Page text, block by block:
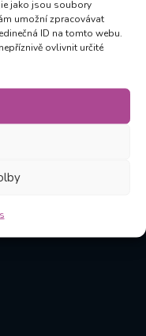
jako jsou soubory
umožní zpracovávat
ID na tomto webu.
ovlivnit určité
Odebírat
vám můžeme